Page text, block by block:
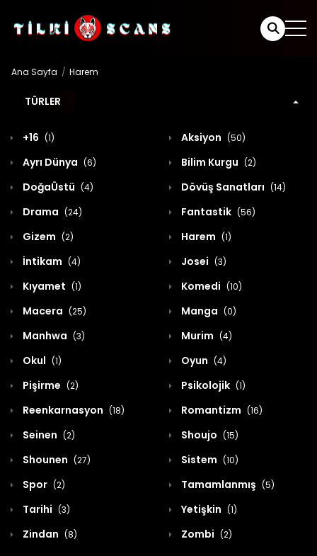
Ana Sayfa Harem
TÜRLER
+16 (1) Aksiyon (50)
Ayrı Dünya (6) Bilim Kurgu (2)
DoğaÜstü (4) Dövüş Sanatları (14)
Drama (24) Fantastik (56)
Gizem (2) Harem (1)
İntikam (4) Josei (3)
Kıyamet (1) Komedi (10)
Macera (25) Manga (0)
Manhwa (3) Murim (4)
Okul (1) Oyun (4)
Pişirme (2) Psikolojik (1)
Reenkarnasyon (18) Romantizm (16)
Seinen (2) Shoujo (15)
Shounen (27) Sistem (10)
Spor (2) Tamamlanmış (5)
Tarihi (3) Yetişkin (1)
Zindan (8) Zombi (2)